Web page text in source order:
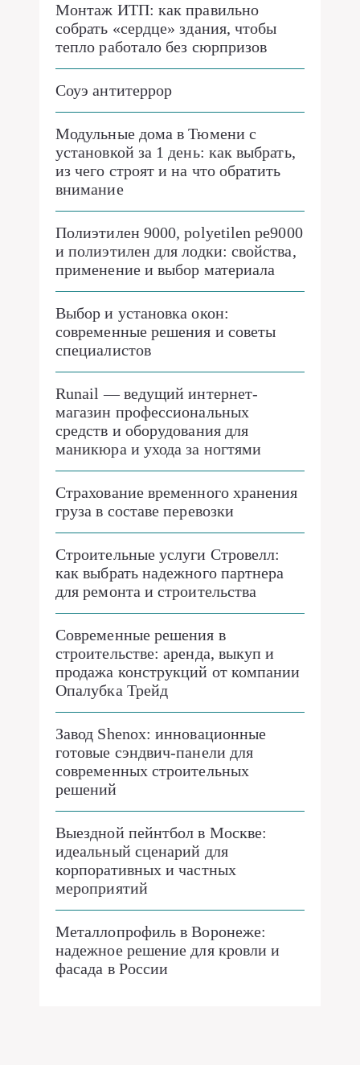
Монтаж ИТП: как правильно
собрать «сердце» здания, чтобы
тепло работало без сюрпризов
Соуэ антитеррор
Модульные дома в Тюмени с
установкой за 1 день: как выбрать,
из чего строят и на что обратить
внимание
Полиэтилен 9000, polyetilen pe9000
и полиэтилен для лодки: свойства,
применение и выбор материала
Выбор и установка окон:
современные решения и советы
специалистов
Runail — ведущий интернет-
магазин профессиональных
средств и оборудования для
маникюра и ухода за ногтями
Страхование временного хранения
груза в составе перевозки
Строительные услуги Стровелл:
как выбрать надежного партнера
для ремонта и строительства
Современные решения в
строительстве: аренда, выкуп и
продажа конструкций от компании
Опалубка Трейд
Завод Shenox: инновационные
готовые сэндвич-панели для
современных строительных
решений
Выездной пейнтбол в Москве:
идеальный сценарий для
корпоративных и частных
мероприятий
Металлопрофиль в Воронеже:
надежное решение для кровли и
фасада в России